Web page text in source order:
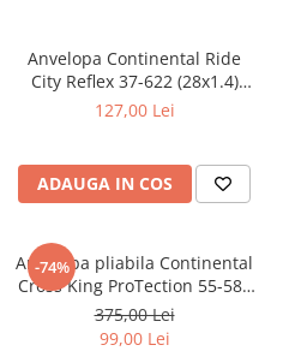
Anvelopa Continental Ride
City Reflex 37-622 (28x1.4)
negru/maro
127,00 Lei
ADAUGA IN COS
-74%
Anvelopa pliabila Continental
Cross King ProTection 55-584
(27.5x2.2) negru/bernstein
375,00 Lei
99,00 Lei